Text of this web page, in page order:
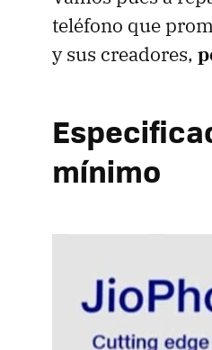
teléfono que
y sus creadores,
mínimo